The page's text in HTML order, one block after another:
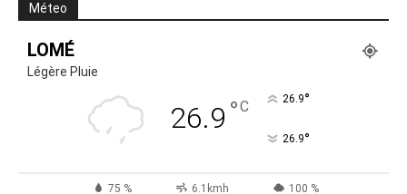
Méteo
LOMÉ
Légère Pluie
26.9 °C 26.9°
26.9°
75 % 6.1kmh 100 %